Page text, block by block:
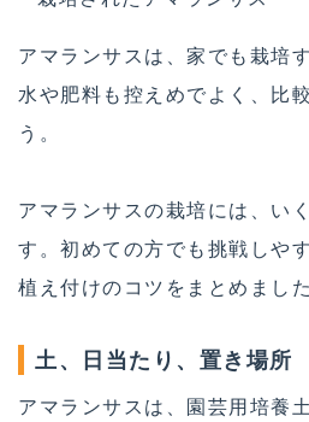
アマランサスは、家でも栽培
水や肥料も控えめでよく、比
う。
アマランサスの栽培には、い
す。初めての方でも挑戦しや
植え付けのコツをまとめました
土、日当たり、置き場所
アマランサスは、園芸用培養